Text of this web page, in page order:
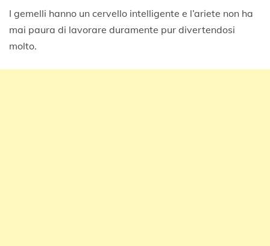
I gemelli hanno un cervello intelligente e l’ariete non ha
mai paura di lavorare duramente pur divertendosi
molto.